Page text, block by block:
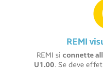
REMI
REMI si connette
U1.00. Se deve